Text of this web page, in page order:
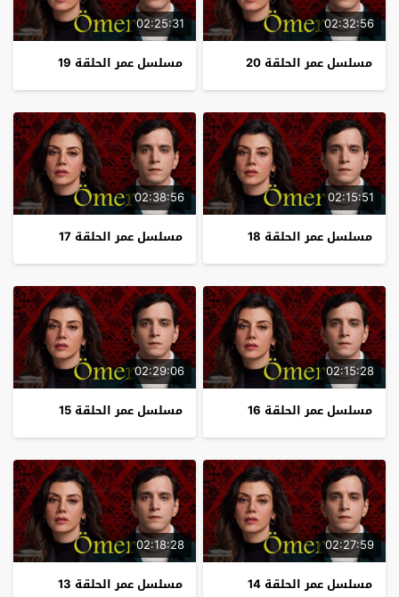
02:32:56
مسلسل عمر الحلقة 20
02:25:31
مسلسل عمر الحلقة 19
02:15:51
مسلسل عمر الحلقة 18
02:38:56
مسلسل عمر الحلقة 17
02:15:28
مسلسل عمر الحلقة 16
02:29:06
مسلسل عمر الحلقة 15
02:27:59
مسلسل عمر الحلقة 14
02:18:28
مسلسل عمر الحلقة 13